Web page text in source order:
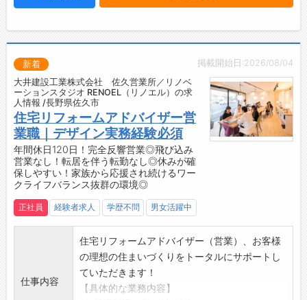
できるポジションです。
「当たり前のことを当たり前に」整えること
で、社員とそのご家族、そしてお客様の幸せに
【ステップアップ】
・キャリアの選択肢は幅広く、営業職での経験
を踏まえた上で、将来的に希望するキャリアが
ある場合には、その実現に向けた配置を検討い
たします。
・「こうなりたい」という想いを大切にします
◎
【やりがい】
・土地や住宅の提案を通じて、地域の未来に直
接関われます！
・自分の提案が形になり、喜びの声として返っ
てくる瞬間が最大のやりがいです。
【職場の雰囲気・社風】
◇穏やかで仲が良い社風♪
掲載開始日:2026/08/04
新着
大井建設工業株式会社 佐久営業所／リノベ
ーションスタジオ RENOEL（リノエル）の求
人情報 /長野県佐久市
住宅リフォームアドバイザー営
業職｜デザイン実務経験必須
年間休日120日！完全反響営業◎飛び込み
営業なし！転居を伴う転勤なし◎休みが確
保しやすい！家族から応援され続けるワー
クライフバランス抜群の環境◎
正社員 経験者求人 学歴不問 男女活躍中
仕事内容
住宅リフォームアドバイザー（営業）、お客様
の理想の住まいづくりをトータルにサポートし
ていただきます！
【具体的な業務内容】